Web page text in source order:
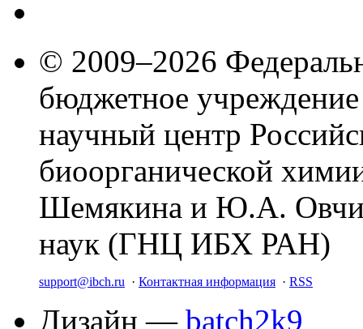
© 2009–2026
бюджетное
научный центр
биоорганической
Шемякина и Ю.А.
наук (ГНЦ ИБХ РАН)
support@ibch.ru · Контактная информация · RSS
Дизайн — batch2k9